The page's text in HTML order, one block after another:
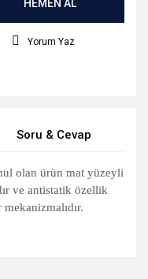
HEMEN AL
Yorum Yaz
Soru & Cevap
olan ürün mat yüzeyli
ve antistatik özellik